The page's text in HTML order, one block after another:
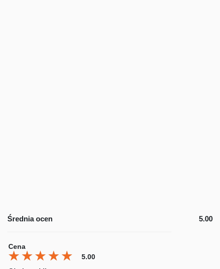
Średnia ocen 5.00
Cena
5.00
★★★★★
★★★★★
★★★★★